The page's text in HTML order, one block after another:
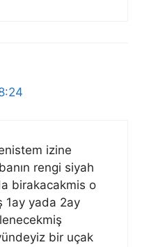
izine
rengi siyah
birakacakmis o
1ay yada 2ay
bir uçak